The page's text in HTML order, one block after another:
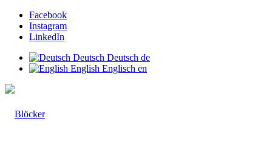
Facebook
Instagram
LinkedIn
Deutsch Deutsch de
English Englisch en